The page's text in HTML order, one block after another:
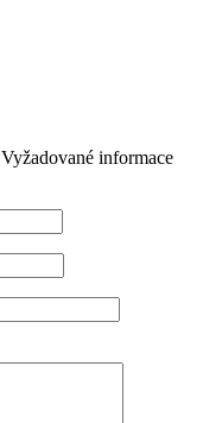
Vyžadované informace